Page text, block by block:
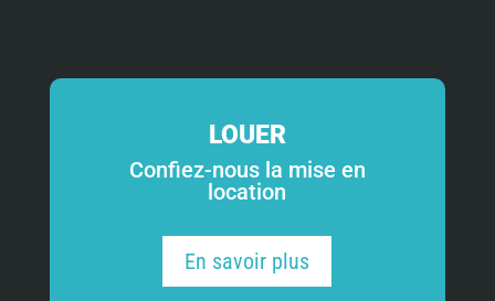
LOUER
Confiez-nous la mise en
location
En savoir plus